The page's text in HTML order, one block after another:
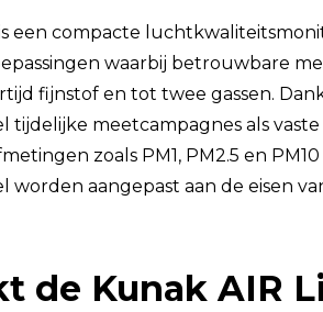
is een compacte
waarbij betrouwbare
fijnstof en tot twee gassen.
tijdelijke meetcampagnes als
zoals PM1, PM2.5 en
worden aangepast aan de eisen
de Kunak AIR